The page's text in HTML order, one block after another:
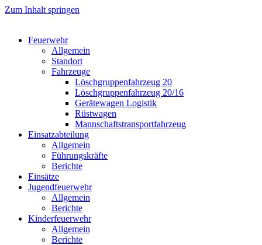
Zum Inhalt springen
Feuerwehr
Allgemein
Standort
Fahrzeuge
Löschgruppen­fahrzeug 20
Lösch­gruppen­fahrzeug 20/16
Geräte­wagen Logistik
Rüst­wagen
Mannschafts­transportfahrzeug
Einsatz­abteilung
Allgemein
Führungs­kräfte
Berichte
Einsätze
Jugend­feuerwehr
Allgemein
Berichte
Kinder­feuerwehr
Allgemein
Berichte